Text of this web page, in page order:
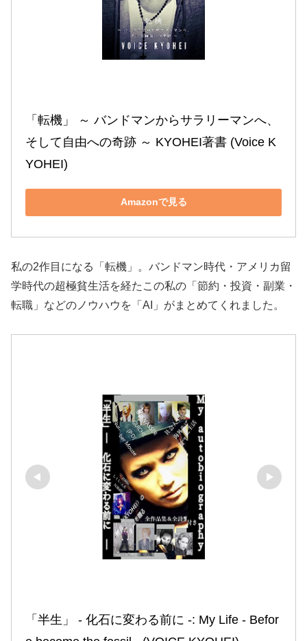
「転機」 ～ バンドマンからサラリーマンへ、
そして自由への奇跡 ～ KYOHEI著書 (Voice K
YOHEI)
Amazonで見る
私の2作目になる「転機」。バンドマン時代・アメリカ留
学時代の超極貧生活を経たこの私の「節約・投資・副業・
転職」などのノウハウを「AI」がまとめてくれました。
「半生」 ‐ 化石に変わる前に ‐: My Life ‐ Befor